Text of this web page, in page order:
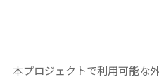
本プロジェクトで利用可能な